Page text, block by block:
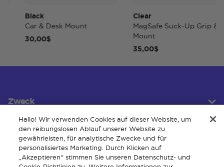
Black
Car & Desk Mount
30,00$
Clear
MagSafe Suck-Up Grip &
Mount
35,00$
Zweck
Kundendienst
Hallo! Wir verwenden Cookies auf dieser Website, um
den reibungslosen Ablauf unserer Website zu
gewährleisten, für analytische Zwecke und für
personalisiertes Marketing. Durch Klicken auf
„Akzeptieren“ stimmen Sie unseren Datenschutz- und